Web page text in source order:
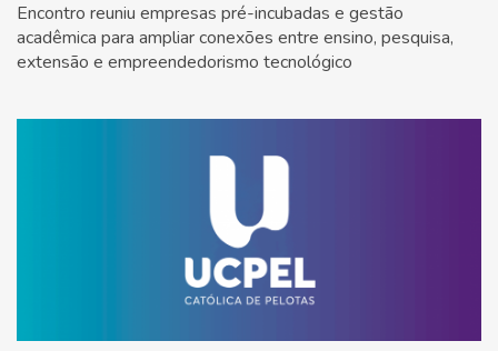
Encontro reuniu empresas pré-incubadas e gestão
acadêmica para ampliar conexões entre ensino, pesquisa,
extensão e empreendedorismo tecnológico